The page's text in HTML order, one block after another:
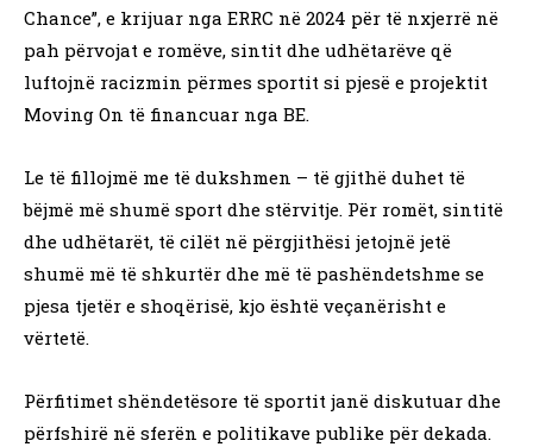
Chance”, e krijuar nga ERRC në 2024 për të nxjerrë në
pah përvojat e romëve, sintit dhe udhëtarëve që
luftojnë racizmin përmes sportit si pjesë e projektit
Moving On të financuar nga BE.
Le të fillojmë me të dukshmen – të gjithë duhet të
bëjmë më shumë sport dhe stërvitje. Për romët, sintitë
dhe udhëtarët, të cilët në përgjithësi jetojnë jetë
shumë më të shkurtër dhe më të pashëndetshme se
pjesa tjetër e shoqërisë, kjo është veçanërisht e
vërtetë.
Përfitimet shëndetësore të sportit janë diskutuar dhe
përfshirë në sferën e politikave publike për dekada.